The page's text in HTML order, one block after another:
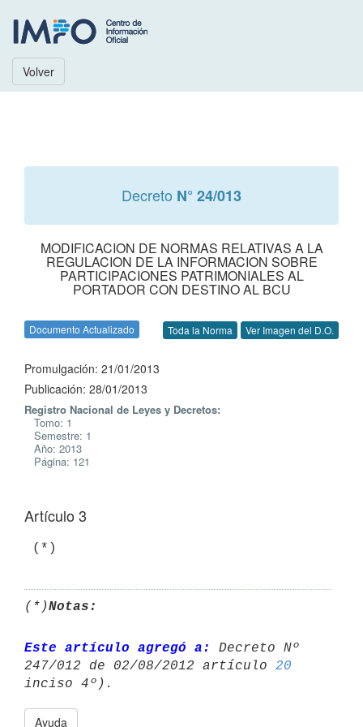
Volver
Decreto N° 24/013
MODIFICACION DE NORMAS RELATIVAS A LA
REGULACION DE LA INFORMACION SOBRE
PARTICIPACIONES PATRIMONIALES AL
PORTADOR CON DESTINO AL BCU
Documento Actualizado Toda la Norma Ver Imagen del D.O.
Promulgación: 21/01/2013
Publicación: 28/01/2013
Registro Nacional de Leyes y Decretos:
Tomo: 1
Semestre: 1
Año: 2013
Página: 121
Artículo 3
(*)
(*)Notas:
Este artículo agregó a:
Decreto Nº
247/012 de 02/08/2012 artículo 20
Ayuda